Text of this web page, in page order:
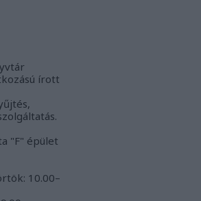
írott
"F" épület
10.00–